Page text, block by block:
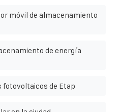
móvil de almacenamiento
de energía
fotovoltaicos de Etap